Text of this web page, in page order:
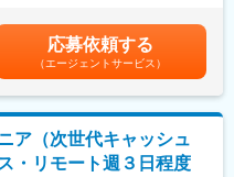
ョンオフィス」を新設いたしま
第44条に基づき出向を命じる
管理の自動化
連携した、可用性・可観測性
クチャの策定
遵守しつつ、エンジニアが
JIRA等）を不自由なく利用でき
）」のグランドデザインと実装
・所定時間外労働：有（時間外
固定時間外手当を支給、30時間
途時間外手当を支給）※管理監督
手当の支給対象外賃金はあくま
じて上下する可能性がありま
た表記です。
応募依頼する
（エージェントサービス）
ア（次世代キャッシュ
・リモート週３日程度